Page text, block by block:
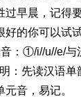
过早晨，记得
好的你可以试
：①/i//u//e/与
：先读汉语单
音，易记。